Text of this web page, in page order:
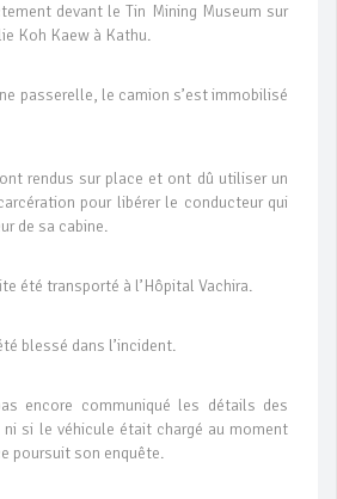
devant le Tin Mining Museum sur
Koh Kaew à Kathu.
passerelle, le camion s’est immobilisé
rendus sur place et ont dû utiliser un
pour libérer le conducteur qui
de sa cabine.
été transporté à l’Hôpital Vachira.
blessé dans l’incident.
encore communiqué les détails des
ni si le véhicule était chargé au moment
poursuit son enquête.